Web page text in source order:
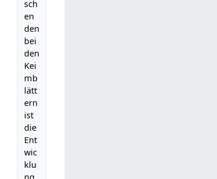
sch
en
den
bei
den
Kei
mb
lätt
ern
ist
die
Ent
wic
klu